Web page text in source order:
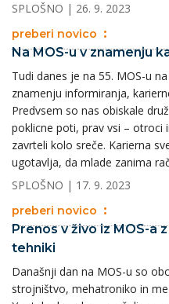
SPLOŠNO | 26. 9. 2023
preberi novico
Na MOS-u v znamenju
Tudi danes je na 55. MOS-u
znamenju informiranja,
Predvsem so nas obiskale
poklicne poti, prav vsi –
zavrteli kolo sreče. Karierna
ugotavlja, da mlade zanima
SPLOŠNO | 17. 9. 2023
preberi novico
Prenos v živo iz MOS-a
tehniki
Današnji dan na MOS-u so
strojništvo, mehatroniko in